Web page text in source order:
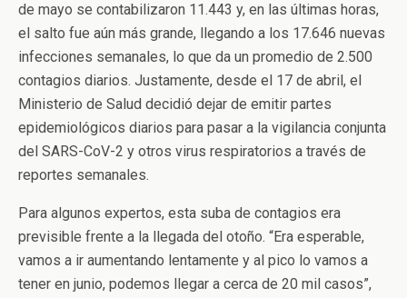
de mayo se contabilizaron 11.443 y, en las últimas horas,
el salto fue aún más grande, llegando a los 17.646 nuevas
infecciones semanales, lo que da un promedio de 2.500
contagios diarios. Justamente, desde el 17 de abril, el
Ministerio de Salud decidió dejar de emitir partes
epidemiológicos diarios para pasar a la vigilancia conjunta
del SARS-CoV-2 y otros virus respiratorios a través de
reportes semanales.
Para algunos expertos, esta suba de contagios era
previsible frente a la llegada del otoño. “Era esperable,
vamos a ir aumentando lentamente y al pico lo vamos a
tener en junio, podemos llegar a cerca de 20 mil casos”,